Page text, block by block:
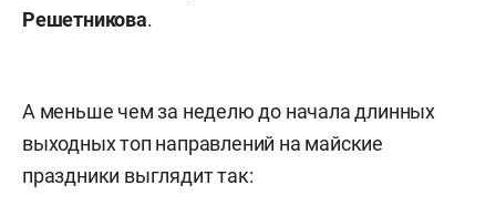
Решетникова.
А меньше чем за неделю до начала длинных
выходных топ направлений на майские
праздники выглядит так: